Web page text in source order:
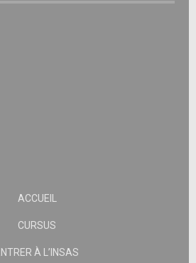
ACCUEIL
CURSUS
À L’INSAS